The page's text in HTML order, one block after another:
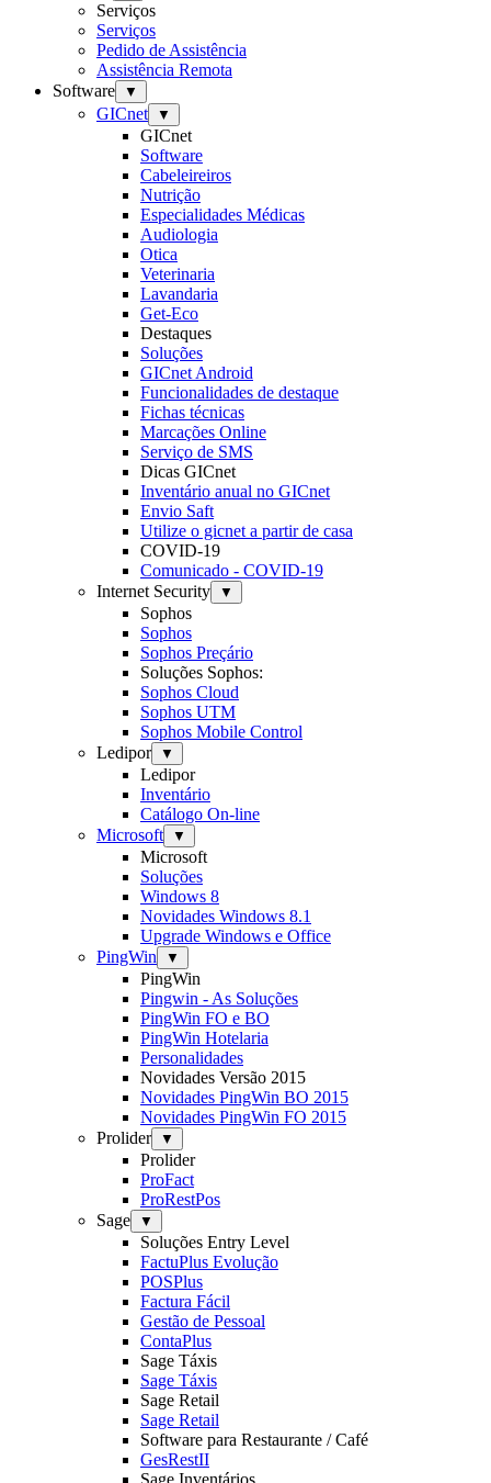
Serviços
Serviços
Pedido de Assistência
Assistência Remota
Software
▼
GICnet ▼
GICnet
Software
Cabeleireiros
Nutrição
Especialidades Médicas
Audiologia
Otica
Veterinaria
Lavandaria
Get-Eco
Destaques
Soluções
GICnet Android
Funcionalidades de destaque
Fichas técnicas
Marcações Online
Serviço de SMS
Dicas GICnet
Inventário anual no GICnet
Envio Saft
Utilize o gicnet a partir de casa
COVID-19
Comunicado - COVID-19
Internet Security
▼
Sophos
Sophos
Sophos Preçário
Soluções Sophos:
Sophos Cloud
Sophos UTM
Sophos Mobile Control
Ledipor
▼
Ledipor
Inventário
Catálogo On-line
Microsoft
▼
Microsoft
Soluções
Windows 8
Novidades Windows 8.1
Upgrade Windows e Office
PingWin
▼
PingWin
Pingwin - As Soluções
PingWin FO e BO
PingWin Hotelaria
Personalidades
Novidades Versão 2015
Novidades PingWin BO 2015
Novidades PingWin FO 2015
Prolider
▼
Prolider
ProFact
ProRestPos
Sage
▼
Soluções Entry Level
FactuPlus Evolução
POSPlus
Factura Fácil
Gestão de Pessoal
ContaPlus
Sage Táxis
Sage Táxis
Sage Retail
Sage Retail
Software para Restaurante / Café
GesRestII
Sage Inventários